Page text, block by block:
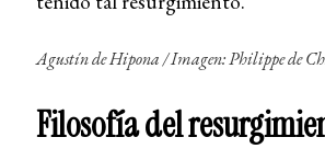
Agustín de Hipona / Imagen: Philippe de
Filosofía del